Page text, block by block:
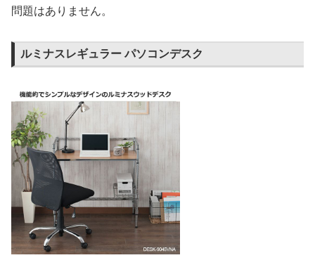
問題はありません。
ルミナスレギュラー パソコンデスク